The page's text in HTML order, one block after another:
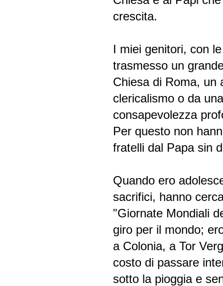
crescita.
I miei genitori, con
trasmesso un
Chiesa di Roma, un
clericalismo o da
consapevolezza
Per questo non
fratelli dal Papa sin
Quando ero
sacrifici, hanno
"Giornate Mondiali
giro per il mondo;
a Colonia, a Tor
costo di passare
sotto la pioggia e